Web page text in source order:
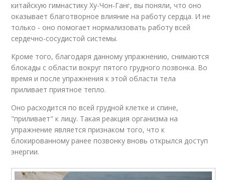
Упражнения для
профилактики
китайскую гимнастику Ху-Чон-Ганг, вы поняли, что оно
оказывает благотворное влияние на работу сердца. И не
только - оно помогает нормализовать работу всей
сердечно-сосудистой системы.
Кроме того, благодаря данному упражнению, снимаются
блокады с области вокруг пятого грудного позвонка. Во
время и после упражнения к этой области тела
приливает приятное тепло.
Оно расходится по всей грудной клетке и спине,
"приливает" к лицу. Такая реакция организма на
упражнение является признаком того, что к
блокированному ранее позвонку вновь открылся доступ
энергии.